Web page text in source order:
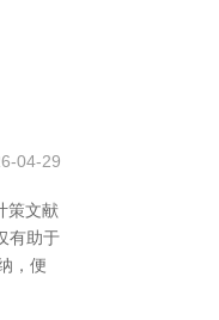
04-29
策文献
有助于
，便